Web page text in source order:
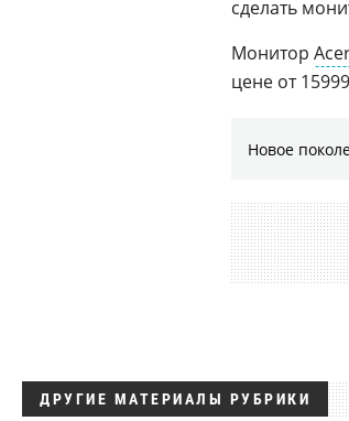
сделать
Монитор
цене от
Новое
ДРУГИЕ МАТЕРИАЛЫ РУБРИКИ